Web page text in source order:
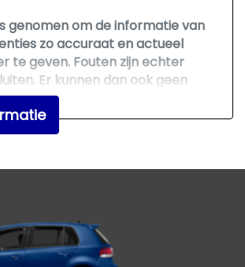
elektrisch inklapbaar
elektrisch verstelbaar
verwarmbaar
met
glas achter
adaptief
genomen om de informatie van
zo accuraat en actueel
te geven. Fouten zijn echter
Er kunnen dan ook geen
advertentie worden
u daarom niet alleen op
maar controleer bij aankoop